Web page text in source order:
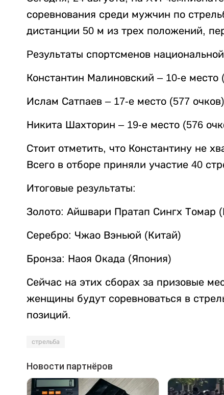
соревнования среди мужчин по
дистанции 50 м из трех положений,
Pезультаты спортсменов
Константин Малиновский – 10-е место
Ислам Сатпаев – 17-е место (577 очков)
Никита Шахторин – 19-е место (576
Стоит отметить, что Константину не
Всего в отборе приняли участие 40
Итоговые результаты:
Золото: Айшвари Пратап Сингх Томар
Серебро: Чжао Вэньюй (Китай)
Бронза: Наоя Окада (Япония)
Сейчас на этих сборах за призовые
женщины будут соревноваться в
позиций.
стрельба